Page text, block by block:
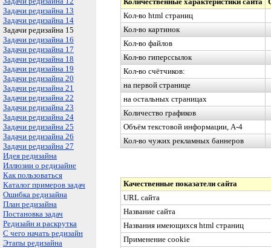
Задачи редизайна 13
Задачи редизайна 14
Задачи редизайна 15
Задачи редизайна 16
Задачи редизайна 17
Задачи редизайна 18
Задачи редизайна 19
Задачи редизайна 20
Задачи редизайна 21
Задачи редизайна 22
Задачи редизайна 23
Задачи редизайна 24
Задачи редизайна 25
Задачи редизайна 26
Задачи редизайна 27
Идея редизайна
Иллюзии о редизайне
Как пользоваться
Каталог примеров задач
Ошибка редизайна
План редизайна
Постановка задач
Редизайн и раскрутка
С чего начать редизайн
Этапы редизайна
Кол-во html страниц
Кол-во картинок
Кол-во файлов
Кол-во гиперссылок
Кол-во счётчиков:
на первой странице
на остальных страницах
Количество графиков
Объём текстовой информации, А-4
Кол-во чужих рекламных баннеров
Качественные показатели сайта
URL сайта
Название сайта
Названия имеющихся html страниц
Применение cookie